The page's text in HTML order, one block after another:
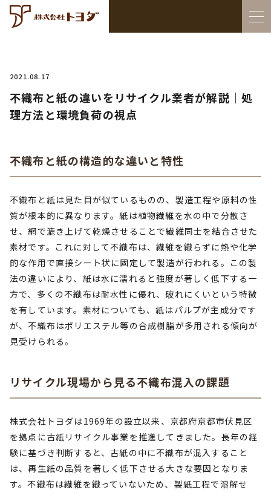
2021.08.17
不織布と紙の違いをリサイクル業者が解説｜処
理方法と環境負荷の視点
不織布と紙の構造的な違いと特性
不織布と紙は見た目が似ているものの、製造工程や原料の性
質が根本的に異なります。紙は植物繊維を水の中で分散さ
せ、網で漉き上げて乾燥させることで繊維同士を結合させた
素材です。これに対して不織布は、繊維を織らずに熱や化学
的な作用で直接シート状に固定して製造が行われる。この製
法の違いにより、紙は水に濡れると強度が著しく低下する一
方で、多くの不織布は耐水性に優れ、破れにくいという特徴
を有しています。素材についても、紙はパルプが主成分です
が、不織布はポリエステル等の合成樹脂が多用される傾向が
見受けられる。
リサイクル現場から見る不織布混入の課題
株式会社トヨダは1969年の設立以来、京都府京都市伏見区
を拠点に古紙リサイクル事業を推進してきました。長年の経
験に基づき判断すると、古紙の中に不織布が混入すること
は、再生紙の品質を著しく低下させる大きな要因となりま
す。不織布は繊維を織っていないため、製紙工程で溶解せ